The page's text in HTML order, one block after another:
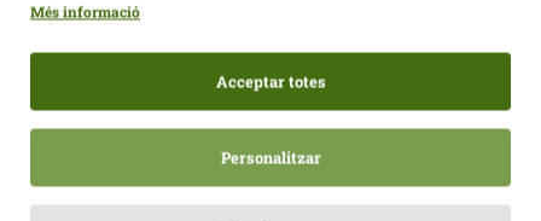
Crackers Keto Xia 60gr Joice Foods ECO
4,39€
Més informació
Acceptar totes
Personalitzar